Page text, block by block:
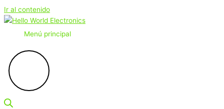
Ir al contenido
Menú principal